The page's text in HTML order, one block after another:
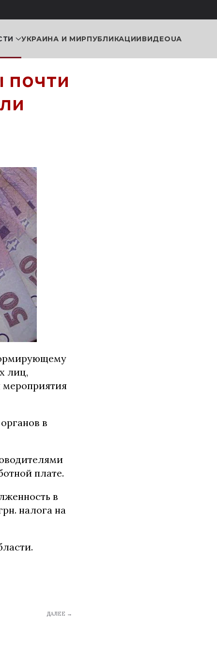
УКРАИНА И МИРПУБЛИКАЦИИВИДЕОUA
лиц,
в
плате.
в
налога на
области.
ДАЛЕЕ →